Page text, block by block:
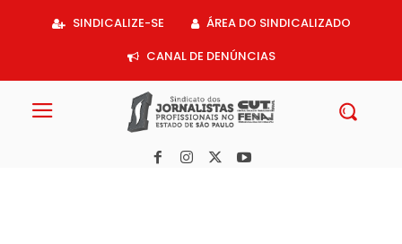
SINDICALIZE-SE
ÁREA DO SINDICALIZADO
CANAL DE DENÚNCIAS